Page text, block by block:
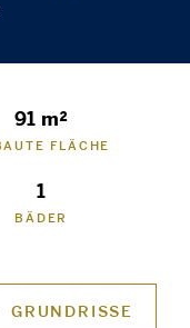
91 m²
FLÄCHE
1
BÄDER
GRUNDRISSE